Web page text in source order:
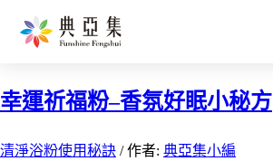
香氛好眠
幸運祈福粉–香氛好眠小秘方
清淨浴粉使用秘訣 / 作者: 典亞集小編